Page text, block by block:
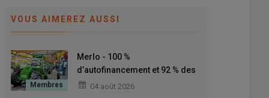
VOUS AIMEREZ AUSSI
Merlo - 100 %
d’autofinancement et 92 % des
composants des chargeurs
04 août 2026